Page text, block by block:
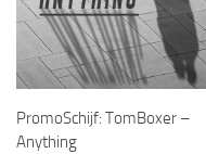
PromoSchijf: TomBoxer –
Anything